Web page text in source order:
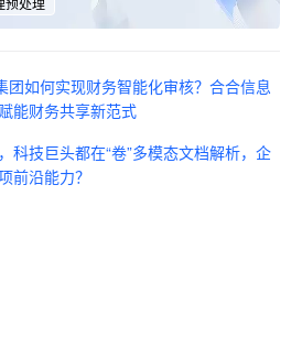
团如何实现财务智能化审核？合合信息
能财务共享新范式
科技巨头都在“卷”多模态文档解析，企
前沿能力？